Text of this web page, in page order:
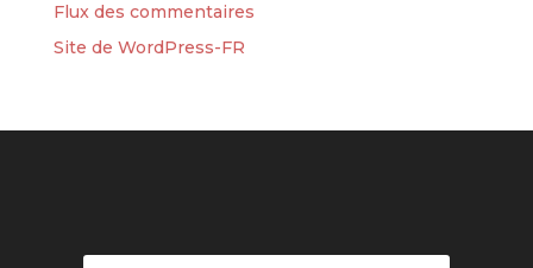
Flux des commentaires
Site de WordPress-FR